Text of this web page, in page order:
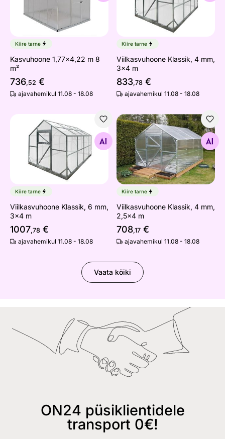
Kiire tarne
Kasvuhoone 1,77x4,22 m 8
m²
736,52 €
ajavahemikul 11.08 - 18.08
Kiire tarne
Viilkasvuhoone Klassik, 4 mm,
3x4 m
833,78 €
ajavahemikul 11.08 - 18.08
Viilkasvuhoone Klassik, 6 mm, 3x4 m
Otsi sarnaseid
Kiire tarne
Viilkasvuhoone Klassik, 6 mm,
3x4 m
1007,78 €
ajavahemikul 11.08 - 18.08
Viilkasvuhoone Klassik, 4
Otsi sarnaseid
Kiire tarne
Viilkasvuhoone Klassik, 4 mm,
2,5x4 m
708,17 €
ajavahemikul 11.08 - 18.08
Vaata kõiki
ON24 püsiklientidele
transport 0€!